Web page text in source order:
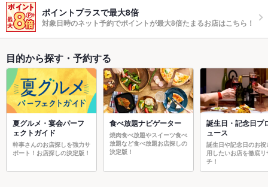
ポイントプラスで最大8倍
対象日時のネット予約でポイントが最大8倍たまるお店はこちら！
目的から探す・予約する
夏グルメ・宴会パーフ
ェクトガイド
幹事さんのお店探しを強力サ
ポート！お店探しの決定版！
食べ放題ナビゲーター
焼肉食べ放題やスイーツ食べ
放題など食べ放題お店探しの
決定版！
誕生日・記念日プ
ュース
誕生日や記念日のお祝
用したいお店を徹底リ
チ！